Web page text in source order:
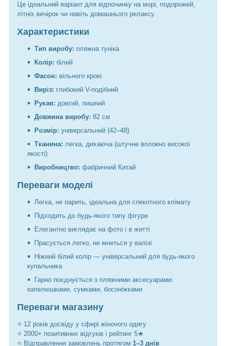
Це ідеальний варіант для відпочинку на морі, подорожей,
літніх вечірок чи навіть домашнього релаксу.
Характеристики
Тип виробу: пляжна туніка
Колір: білий
Фасон: вільного крою
Виріз: глибокий V-подібний
Рукав: довгий, пишний
Довжина виробу: 82 см
Розмір: універсальний (42–48)
Тканина: легка, дихаюча (штучне волокно високої
якості)
Виробництво: фабричний Китай
Переваги моделі
Легка, не парить, ідеальна для спекотного клімату
Підходить до будь-якого типу фігури
Елегантно виглядає на фото і в житті
Прасується легко, не мнеться у валізі
Ніжний білий колір — універсальний для будь-якого
купальника
Гарно поєднується з пляжними аксесуарами:
капелюшками, сумками, босоніжками
Переваги магазину
⭐ 12 років досвіду у сфері жіночого одягу
⭐ 2000+ позитивних відгуків і рейтинг 5★
⭐ Відправлення замовлень протягом 1–3 днів